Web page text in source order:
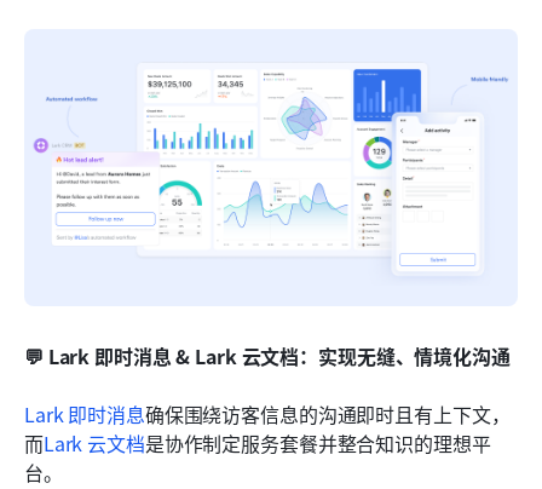
💬 Lark 即时消息 & Lark 云文档：实现无缝、情境化沟通
Lark 即时消息确保围绕访客信息的沟通即时且有上下文，
而Lark 云文档是协作制定服务套餐并整合知识的理想平
台。